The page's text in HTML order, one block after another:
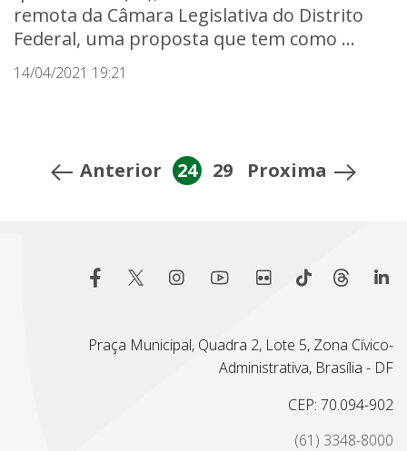
remota da Câmara Legislativa do Distrito
Federal, uma proposta que tem como ...
14/04/2021 19:21
Anterior 24 29 Proxima
Praça Municipal, Quadra 2, Lote 5, Zona Cívico-
Administrativa, Brasília - DF
CEP: 70.094-902
(61) 3348-8000